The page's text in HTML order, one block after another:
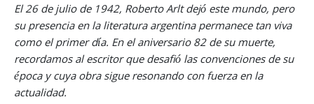
El 26 de julio de 1942, Roberto Arlt dejó este mundo, pero
su presencia en la literatura argentina permanece tan viva
como el primer día. En el aniversario 82 de su muerte,
recordamos al escritor que desafió las convenciones de su
época y cuya obra sigue resonando con fuerza en la
actualidad.